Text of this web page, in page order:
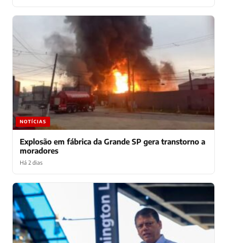
NOTÍCIAS
Explosão em fábrica da Grande SP gera transtorno a
moradores
Há 2 dias